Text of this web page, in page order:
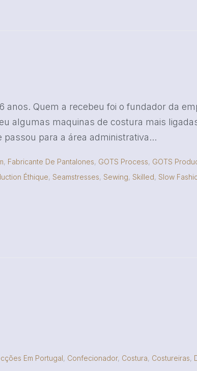
anos. Quem a recebeu foi o fundador da
algumas maquinas de costura mais
para a área administrativa...
, Fabricante De Pantalones, GOTS Process, GOTS
Éthique, Seamstresses, Sewing, Skilled, Slow
Em Portugal, Confecionador, Costura, Costureiras,